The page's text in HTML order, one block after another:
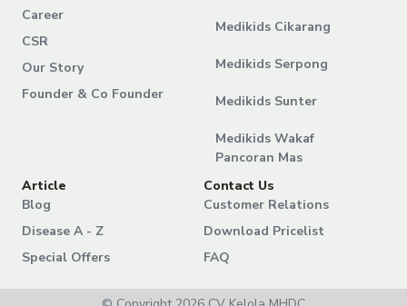
Career
CSR
Our Story
Founder & Co Founder
Medikids Cikarang
Medikids Serpong
Medikids Sunter
Medikids Wakaf
Pancoran Mas
Article
Blog
Disease A - Z
Special Offers
Contact Us
Customer Relations
Download Pricelist
FAQ